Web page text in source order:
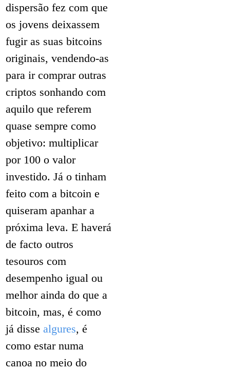
dispersão fez com que
os jovens deixassem
fugir as suas bitcoins
originais, vendendo-as
para ir comprar outras
criptos sonhando com
aquilo que referem
quase sempre como
objetivo: multiplicar
por 100 o valor
investido. Já o tinham
feito com a bitcoin e
quiseram apanhar a
próxima leva. E haverá
de facto outros
tesouros com
desempenho igual ou
melhor ainda do que a
bitcoin, mas, é como
já disse algures, é
como estar numa
canoa no meio do